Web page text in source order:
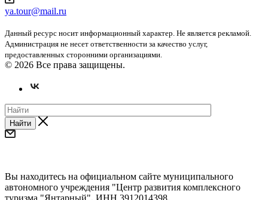
ya.tour@mail.ru
Данный ресурс носит информационный характер. Не является рекламой.
Администрация не несет ответственности за качество услуг,
предоставленных сторонними организациями.
© 2026 Все права защищены.
Найти
Вы находитесь на официальном сайте муниципального
автономного учреждения "Центр развития комплексного
туризма "Янтарный", ИНН 3912014398.